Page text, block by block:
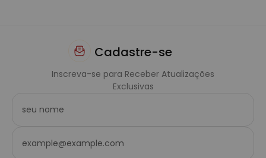
Cadastre-se
Inscreva-se para Receber Atualizações
Exclusivas